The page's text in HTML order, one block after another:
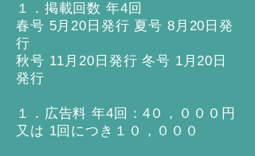
１．掲載回数 年4回
春号 5月20日発行 夏号 8月20日発
行
秋号 11月20日発行 冬号 1月20日
発行
１．広告料 年4回：4０，０００円
又は 1回につき１０，０００